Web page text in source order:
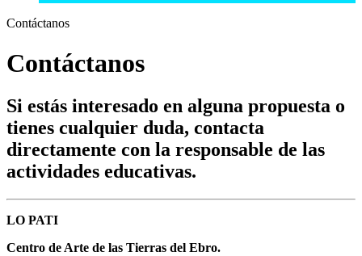
Contáctanos
Contáctanos
Si estás interesado en alguna propuesta o
tienes cualquier duda, contacta
directamente con la responsable de las
actividades educativas.
LO PATI
Centro de Arte de las Tierras del Ebro.